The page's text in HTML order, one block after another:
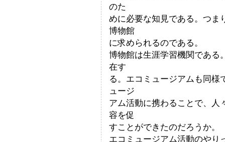
のた
めに必要な知見である。つま
博物館
に求められるのである。
博物館は生涯学習機関である
在す
る。エコミュージアムも同様
ュージ
アム活動に携わることで、人
容を促
すことができたのだろうか。
エコミュージアム活動のやり